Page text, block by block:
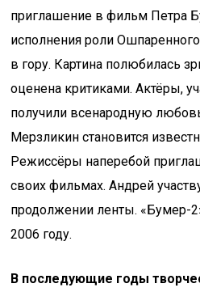
приглашение в фильм Петра
исполнения роли
в гору. Картина полюбилась
оценена критиками. Актёры,
получили всенародную
Мерзликин становится
Режиссёры наперебой
своих фильмах. Андрей
продолжении ленты. «Бумер-
2006 году.
В последующие годы